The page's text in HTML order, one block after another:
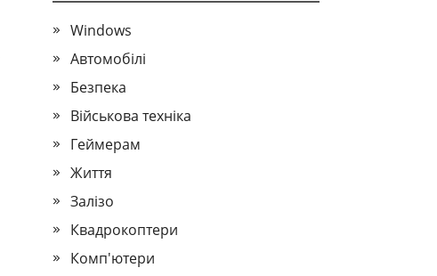
Windows
Автомобілі
Безпека
Військова техніка
Геймерам
Життя
Залізо
Квадрокоптери
Комп'ютери